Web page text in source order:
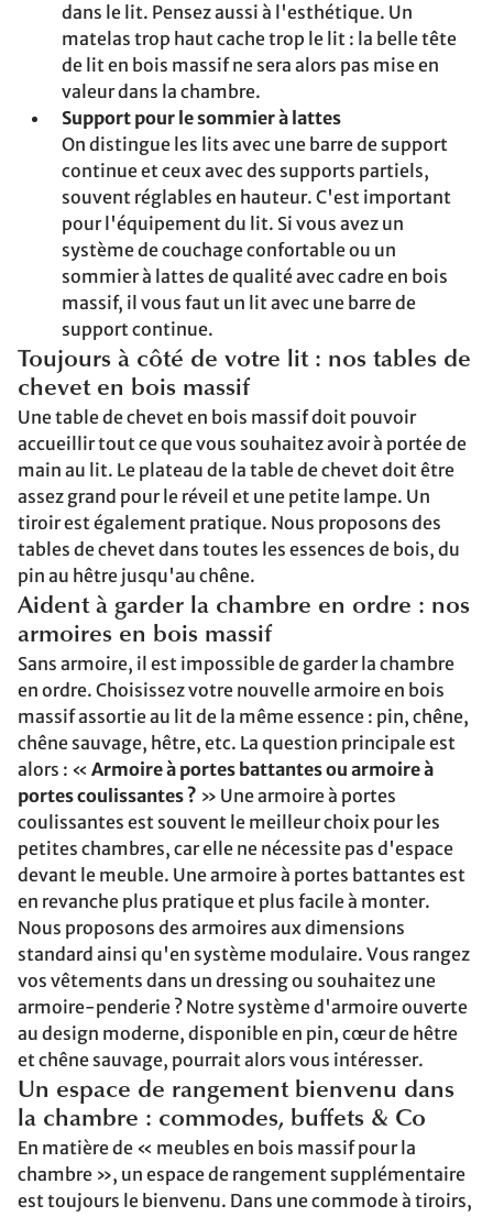
dans le lit. Pensez aussi à l'esthétique. Un
matelas trop haut cache trop le lit : la belle tête
de lit en bois massif ne sera alors pas mise en
valeur dans la chambre.
Support pour le sommier à lattes
On distingue les lits avec une barre de support
continue et ceux avec des supports partiels,
souvent réglables en hauteur. C'est important
pour l'équipement du lit. Si vous avez un
système de couchage confortable ou un
sommier à lattes de qualité avec cadre en bois
massif, il vous faut un lit avec une barre de
support continue.
Toujours à côté de votre lit : nos tables de
chevet en bois massif
Une table de chevet en bois massif doit pouvoir
accueillir tout ce que vous souhaitez avoir à portée de
main au lit. Le plateau de la table de chevet doit être
assez grand pour le réveil et une petite lampe. Un
tiroir est également pratique. Nous proposons des
tables de chevet dans toutes les essences de bois, du
pin au hêtre jusqu'au chêne.
Aident à garder la chambre en ordre : nos
armoires en bois massif
Sans armoire, il est impossible de garder la chambre
en ordre. Choisissez votre nouvelle armoire en bois
massif assortie au lit de la même essence : pin, chêne,
chêne sauvage, hêtre, etc. La question principale est
alors : « Armoire à portes battantes ou armoire à
portes coulissantes ? » Une armoire à portes
coulissantes est souvent le meilleur choix pour les
petites chambres, car elle ne nécessite pas d'espace
devant le meuble. Une armoire à portes battantes est
en revanche plus pratique et plus facile à monter.
Nous proposons des armoires aux dimensions
standard ainsi qu'en système modulaire. Vous rangez
vos vêtements dans un dressing ou souhaitez une
armoire-penderie ? Notre système d'armoire ouverte
au design moderne, disponible en pin, cœur de hêtre
et chêne sauvage, pourrait alors vous intéresser.
Un espace de rangement bienvenu dans
la chambre : commodes, buffets & Co
En matière de « meubles en bois massif pour la
chambre », un espace de rangement supplémentaire
est toujours le bienvenu. Dans une commode à tiroirs,